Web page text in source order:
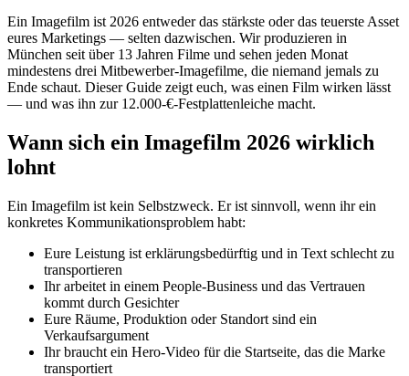
Ein Imagefilm ist 2026 entweder das stärkste oder das teuerste Asset
eures Marketings — selten dazwischen. Wir produzieren in
München seit über 13 Jahren Filme und sehen jeden Monat
mindestens drei Mitbewerber-Imagefilme, die niemand jemals zu
Ende schaut. Dieser Guide zeigt euch, was einen Film wirken lässt
— und was ihn zur 12.000-€-Festplattenleiche macht.
Wann sich ein Imagefilm 2026 wirklich
lohnt
Ein Imagefilm ist kein Selbstzweck. Er ist sinnvoll, wenn ihr ein
konkretes Kommunikationsproblem habt:
Eure Leistung ist erklärungsbedürftig und in Text schlecht zu
transportieren
Ihr arbeitet in einem People-Business und das Vertrauen
kommt durch Gesichter
Eure Räume, Produktion oder Standort sind ein
Verkaufsargument
Ihr braucht ein Hero-Video für die Startseite, das die Marke
transportiert